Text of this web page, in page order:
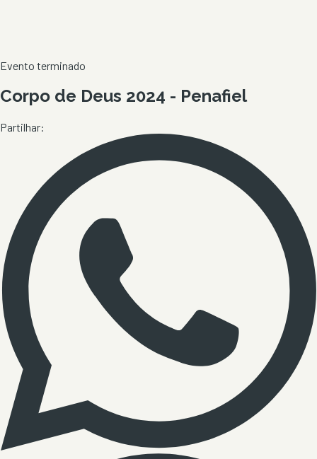
Evento terminado
Corpo de Deus 2024 - Penafiel
Partilhar: